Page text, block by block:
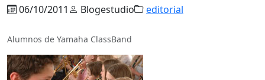
06/10/2011
Blogestudio editorial
Alumnos de Yamaha ClassBand